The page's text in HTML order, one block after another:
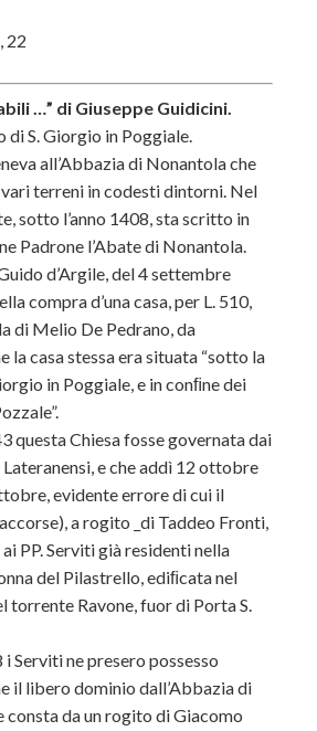
22
…” di Giuseppe Guidicini.
di S. Giorgio in Poggiale.
all’Abbazia di Nonantola che
terreni in codesti dintorni. Nel
sotto l’anno 1408, sta scritto in
Padrone l’Abate di Nonantola.
d’Argile, del 4 settembre
compra d’una casa, per L. 510,
di Melio De Pedrano, da
la casa stessa era situata “sotto la
in Poggiale, e in conﬁne dei
questa Chiesa fosse governata dai
e che addì 12 ottobre
evidente errore di cui il
a rogito _di Taddeo Fronti,
PP. Serviti già residenti nella
del Pilastrello, ediﬁcata nel
torrente Ravone, fuor di Porta S.
Serviti ne presero possesso
il libero dominio dall’Abbazia di
consta da un rogito di Giacomo